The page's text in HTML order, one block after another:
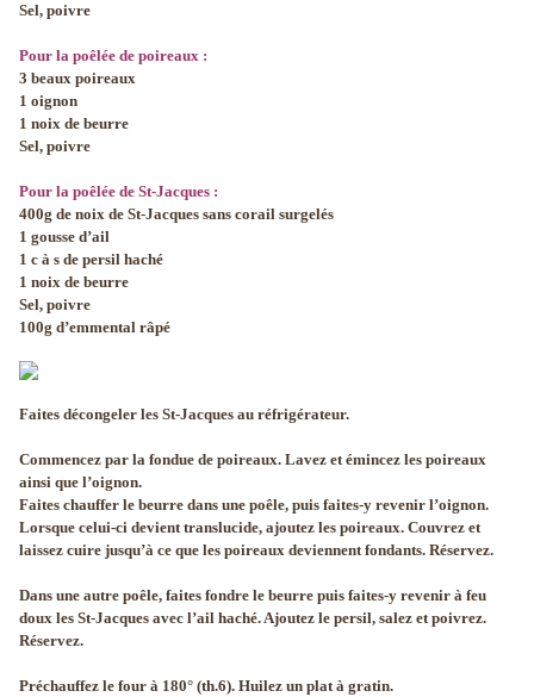
Sel, poivre
Pour la poêlée de poireaux :
3 beaux poireaux
1 oignon
1 noix de beurre
Sel, poivre
Pour la poêlée de St-Jacques :
400g de noix de St-Jacques sans corail surgelés
1 gousse d’ail
1 c à s de persil haché
1 noix de beurre
Sel, poivre
100g d’emmental râpé
Faites décongeler les St-Jacques au réfrigérateur.
Commencez par la fondue de poireaux. Lavez et émincez les poireaux
ainsi que l’oignon.
Faites chauffer le beurre dans une poêle, puis faites-y revenir l’oignon.
Lorsque celui-ci devient translucide, ajoutez les poireaux. Couvrez et
laissez cuire jusqu’à ce que les poireaux deviennent fondants. Réservez.
Dans une autre poêle, faites fondre le beurre puis faites-y revenir à feu
doux les St-Jacques avec l’ail haché. Ajoutez le persil, salez et poivrez.
Réservez.
Préchauffez le four à 180° (th.6). Huilez un plat à gratin.